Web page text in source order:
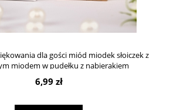
dla gości miód miodek słoiczek z
miodem w pudełku z nabierakiem
6,99 zł